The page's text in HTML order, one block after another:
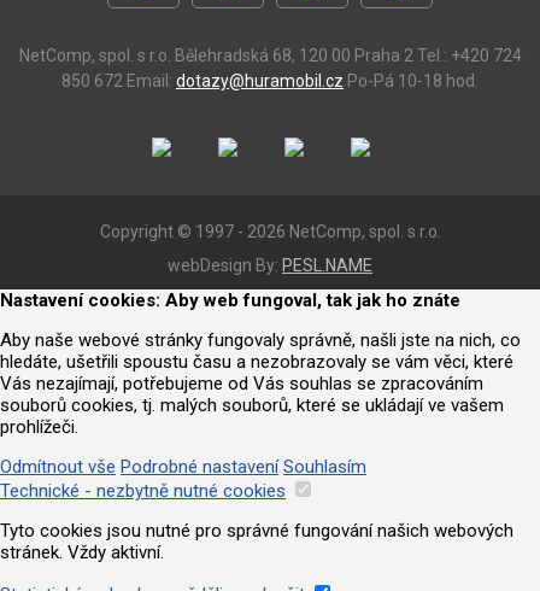
NetComp, spol. s r.o. Bělehradská 68, 120 00 Praha 2 Tel.: +420 724
850 672 Email: dotazy@huramobil.cz Po-Pá 10-18 hod.
Copyright © 1997 - 2026 NetComp, spol. s r.o.
webDesign By: PESL.NAME
Nastavení cookies: Aby web fungoval, tak jak ho znáte
Aby naše webové stránky fungovaly správně, našli jste na nich, co
hledáte, ušetřili spoustu času a nezobrazovaly se vám věci, které
Vás nezajímají, potřebujeme od Vás souhlas se zpracováním
souborů cookies, tj. malých souborů, které se ukládají ve vašem
prohlížeči.
Odmítnout vše Podrobné nastavení Souhlasím
Technické - nezbytně nutné cookies
Tyto cookies jsou nutné pro správné fungování našich webových
stránek. Vždy aktivní.